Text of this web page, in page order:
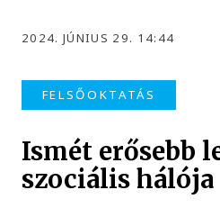
2024. JÚNIUS 29. 14:44
FELSŐOKTATÁS
Ismét erősebb
szociális hálója